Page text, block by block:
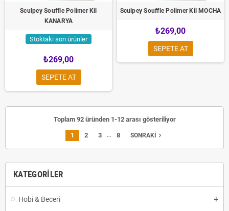
KATEGORILER
Hobi & Beceri
Sculpey Souffle Polimer Kil
KANARYA
Stoktaki son ürünler
₺269,00
SEPETE AT
Sculpey Souffle Polimer Kil MOCHA
₺269,00
SEPETE AT
Toplam 92 üründen 1-12 arası gösteriliyor
1 2 3 … 8 SONRAKI navigate_next